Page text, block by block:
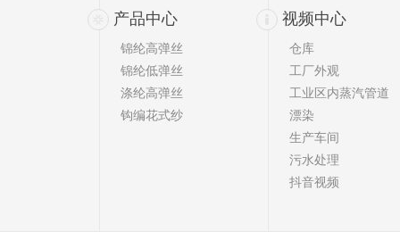
产品中心
锦纶高弹丝
锦纶低弹丝
涤纶高弹丝
钩编花式纱
视频中心
仓库
工厂外观
工业区内蒸汽管道
漂染
生产车间
污水处理
抖音视频